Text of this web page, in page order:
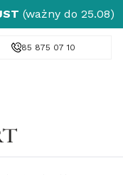
(ważny do 25.08)
dostawa od 150 zł
85 875 07 10